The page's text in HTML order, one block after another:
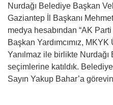
Nurdağı Belediye Başkan
Gaziantep İl Başkanı
medya hesabından “AK
Başkan Yardımcımız,
Yanılmaz ile birlikte
seçimlerine katıldık.
Sayın Yakup Bahar’a